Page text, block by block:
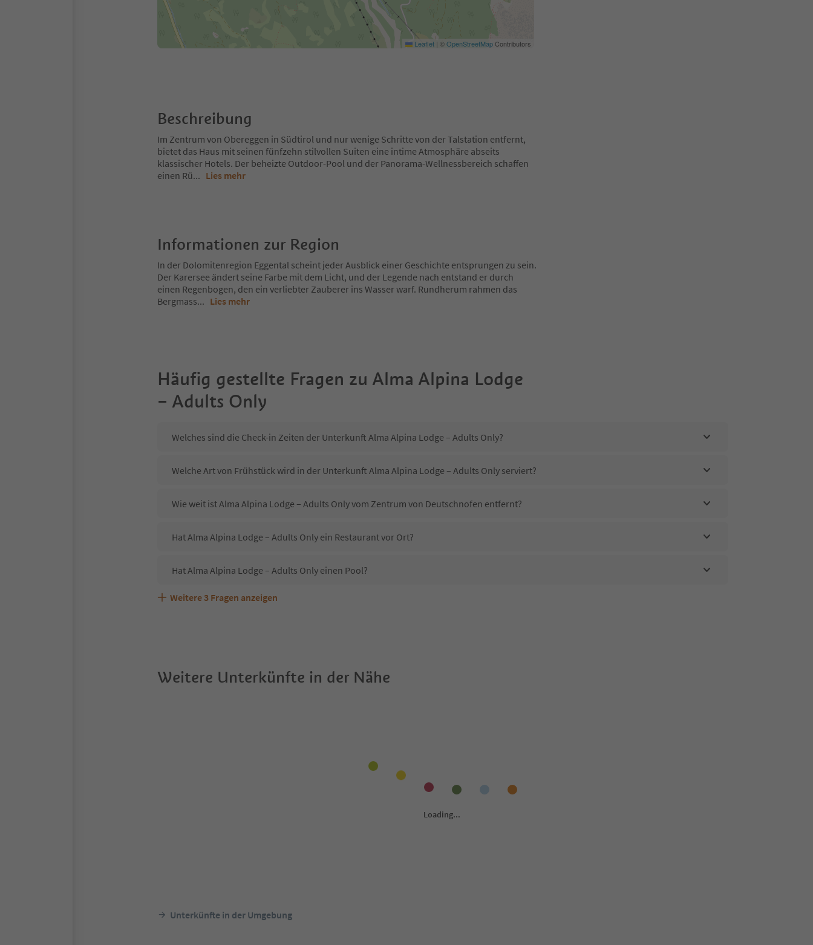
Leaflet | ©OpenStreetMapContributors
Beschreibung
Im Zentrum von Obereggen in Südtirol und nur wenige Schritte von der Talstation entfernt,
bietet das Haus mit seinen fünfzehn stilvollen Suiten eine intime Atmosphäre abseits
klassischer Hotels. Der beheizte Outdoor-Pool und der Panorama-Wellnessbereich schaffen
einen Rü... Lies mehr
Informationen zur Region
In der Dolomitenregion Eggental scheint jeder Ausblick einer Geschichte entsprungen zu sein.
Der Karersee ändert seine Farbe mit dem Licht, und der Legende nach entstand er durch
einen Regenbogen, den ein verliebter Zauberer ins Wasser warf. Rundherum rahmen das
Bergmass... Lies mehr
Häufig gestellte Fragen zu Alma Alpina Lodge
– Adults Only
Welches sind die Check-in Zeiten der Unterkunft Alma Alpina Lodge – Adults Only?
Welche Art von Frühstück wird in der Unterkunft Alma Alpina Lodge – Adults Only serviert?
Wie weit ist Alma Alpina Lodge – Adults Only vom Zentrum von Deutschnofen entfernt?
Hat Alma Alpina Lodge – Adults Only ein Restaurant vor Ort?
Hat Alma Alpina Lodge – Adults Only einen Pool?
Sind Haustiere in der Unterkunft Alma Alpina Lodge – Adults Only erlaubt?
Welche Services bietet Alma Alpina Lodge – Adults Only?
Weitere 3 Fragen anzeigen
Weitere Unterkünfte in der Nähe
Unterkünfte in der Umgebung